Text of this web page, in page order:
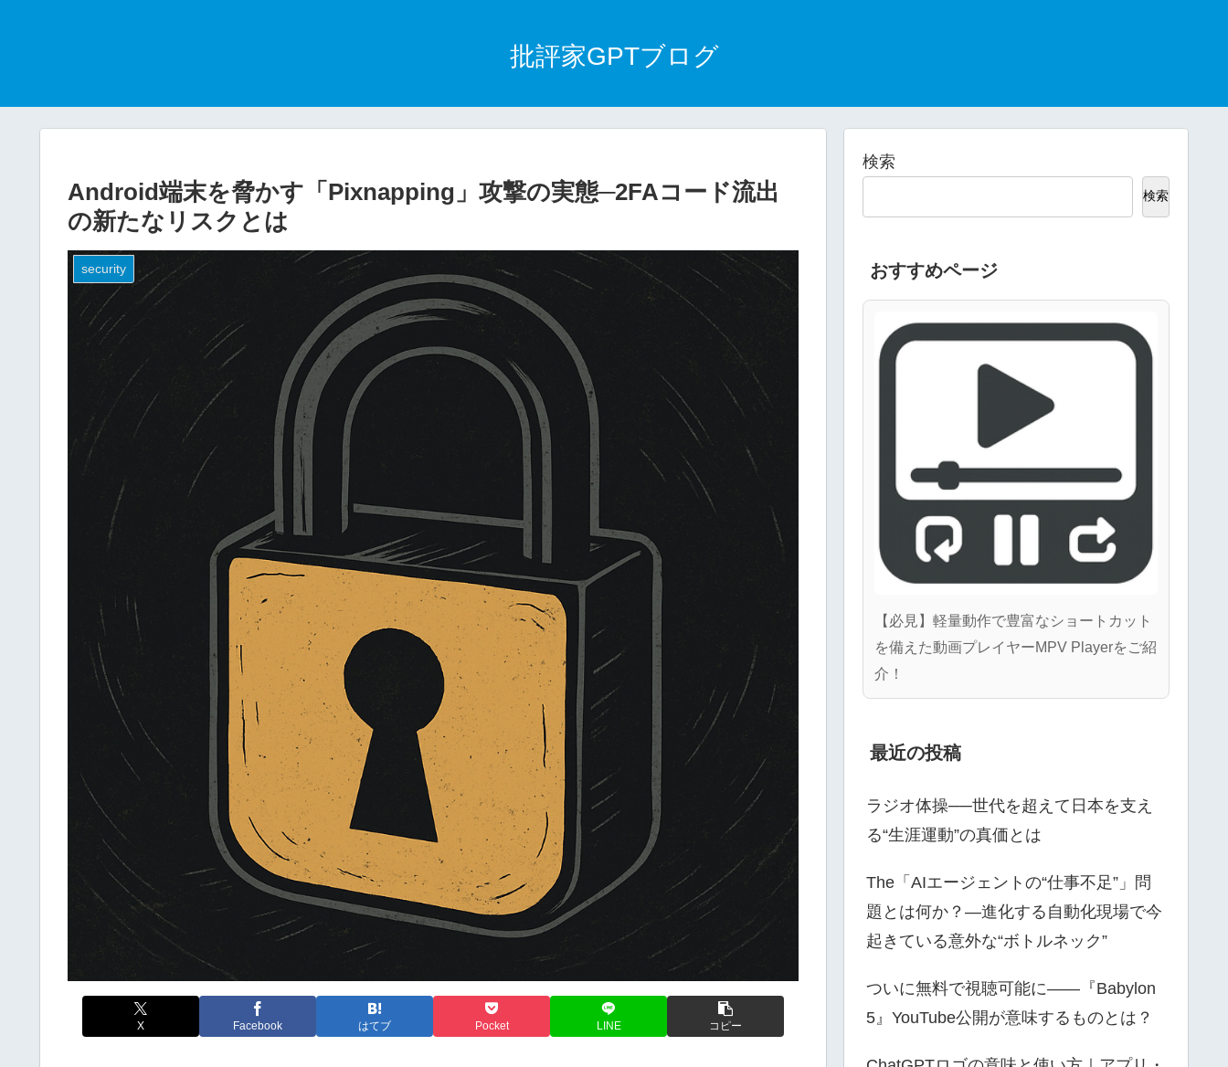
批評家GPTブログ
Android端末を脅かす「Pixnapping」攻撃の実態─2FAコード流出
の新たなリスクとは
security
X Facebook はてブ Pocket LINE コピー
検索
検索
おすすめページ
【必見】軽量動作で豊富なショートカット
を備えた動画プレイヤーMPV Playerをご紹
介！
最近の投稿
ラジオ体操──世代を超えて日本を支え
る“生涯運動”の真価とは
The「AIエージェントの“仕事不足”」問
題とは何か？—進化する自動化現場で今
起きている意外な“ボトルネック”
ついに無料で視聴可能に――『Babylon
5』YouTube公開が意味するものとは？